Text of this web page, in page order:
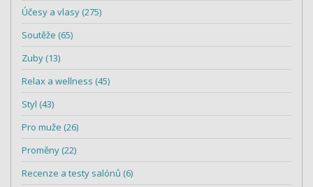
Účesy a vlasy (275)
Soutěže (65)
Zuby (13)
Relax a wellness (45)
Styl (43)
Pro muže (26)
Proměny (22)
Recenze a testy salónů (6)